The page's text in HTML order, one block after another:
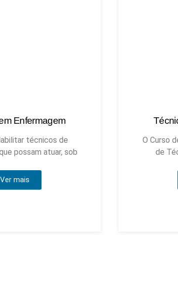
Enfermagem
Profissional
de Enfermagem
Ver mais